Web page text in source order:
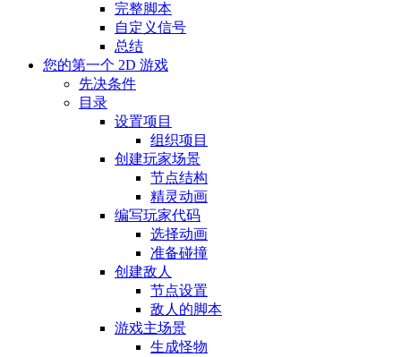
完整脚本
自定义信号
总结
您的第一个 2D 游戏
先决条件
目录
设置项目
组织项目
创建玩家场景
节点结构
精灵动画
编写玩家代码
选择动画
准备碰撞
创建敌人
节点设置
敌人的脚本
游戏主场景
生成怪物